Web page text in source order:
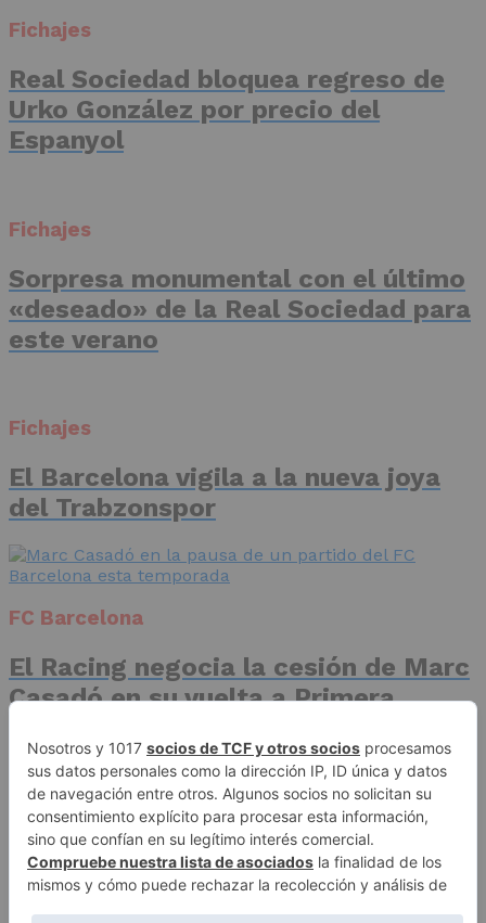
Fichajes
Real Sociedad bloquea regreso de
Urko González por precio del
Espanyol
Fichajes
Sorpresa monumental con el último
«deseado» de la Real Sociedad para
este verano
Fichajes
El Barcelona vigila a la nueva joya
del Trabzonspor
FC Barcelona
El Racing negocia la cesión de Marc
Casadó en su vuelta a Primera
Advertisement
Publicidad
Aviso legal
Política de privacidad
Autores
Contacto
Política editorial